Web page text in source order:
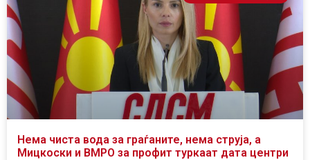
Нема чиста вода за граѓаните, нема струја, а
Мицкоски и ВМРО за профит туркаат дата центри